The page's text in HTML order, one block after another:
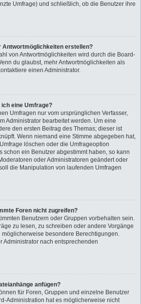
Umfrage) und schließlich, ob die Benutzer ihre
Antwortmöglichkeiten erstellen?
von Antwortmöglichkeiten wird durch die Board-
du glaubst, mehr Antwortmöglichkeiten als
einen Administrator.
eine Umfrage?
Umfragen nur vom ursprünglichen Verfasser,
Administrator bearbeitet werden. Um eine
den ersten Beitrag des Themas; dieser ist
Wenn niemand eine Stimme abgegeben hat,
löschen oder die Umfrageoption
schon ein Benutzer abgestimmt haben, so kann
oder Administratoren geändert oder
die Manipulation von laufenden Umfragen
Foren nicht zugreifen?
Benutzern oder Gruppen vorbehalten sein.
zu lesen, zu schreiben oder andere Vorgänge
besondere Berechtigungen.
Administrator nach entsprechenden
anfügen?
für Foren, Gruppen und einzelne Benutzer
Administration hat es möglicherweise nicht